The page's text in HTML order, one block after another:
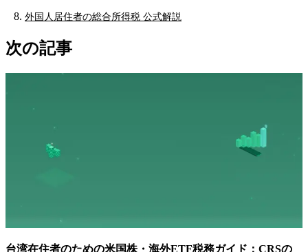
外国人居住者の総合所得税 公式解説
次の記事
台湾在住者のための米国株・海外ETF税務ガイド：CRSの